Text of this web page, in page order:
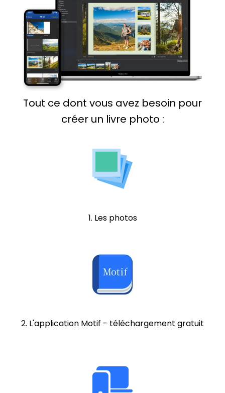
Tout ce dont vous avez besoin pour
créer un livre photo :
1. Les photos
2. L'application Motif - téléchargement gratuit